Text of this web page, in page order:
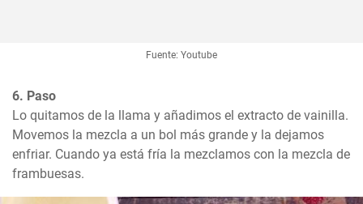
Fuente: Youtube
6. Paso
Lo quitamos de la llama y añadimos el extracto de vainilla.
Movemos la mezcla a un bol más grande y la dejamos
enfriar. Cuando ya está fría la mezclamos con la mezcla de
frambuesas.